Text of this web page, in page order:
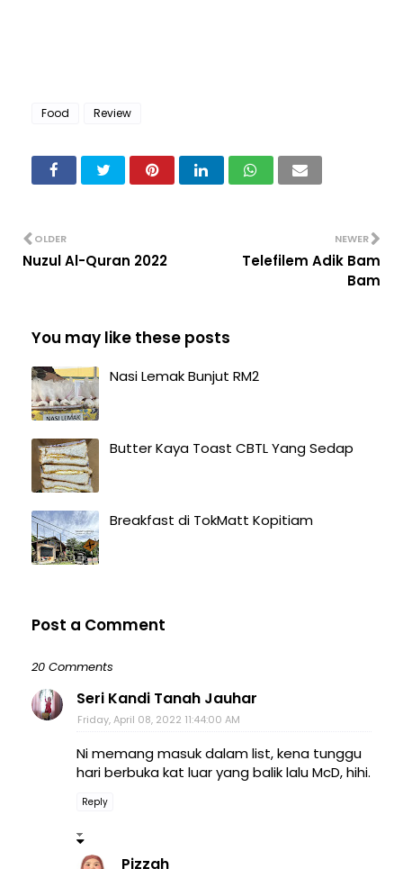
Food Review
NEWER
Telefilem Adik Bam
Bam
OLDER
Nuzul Al-Quran 2022
You may like these posts
Nasi Lemak Bunjut RM2
Butter Kaya Toast CBTL Yang Sedap
Breakfast di TokMatt Kopitiam
Post a Comment
20 Comments
Seri Kandi Tanah Jauhar
Friday, April 08, 2022 11:44:00 AM
Ni memang masuk dalam list, kena tunggu
hari berbuka kat luar yang balik lalu McD, hihi.
Reply
Pizzah